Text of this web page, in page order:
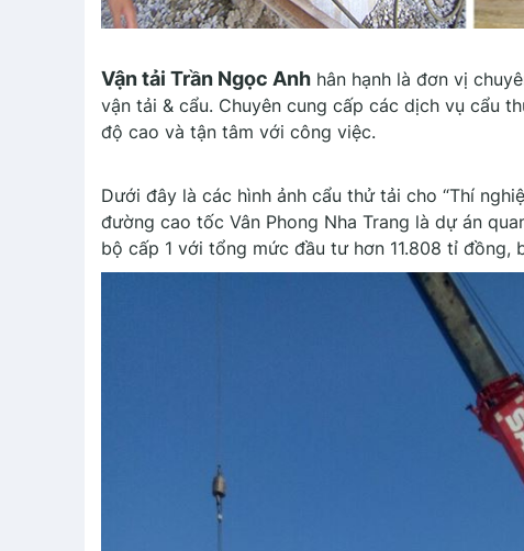
Vận tải Trần Ngọc Anh hân hạnh là đơn vị
vận tải & cẩu. Chuyên cung cấp các dịch vụ cẩu
độ cao và tận tâm với công việc.
Dưới đây là các hình ảnh cẩu thử tải cho “Thí
đường cao tốc Vân Phong Nha Trang là dự án
bộ cấp 1 với tổng mức đầu tư hơn 11.808 tỉ đồng,